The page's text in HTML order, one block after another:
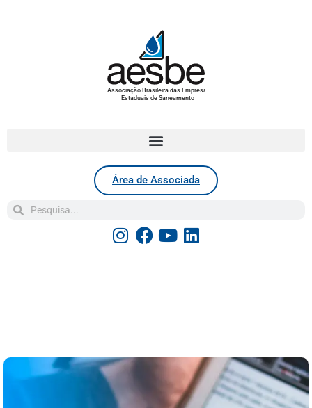
Associação Brasileira das Empresas
Estaduais de Saneamento
Área de Associada